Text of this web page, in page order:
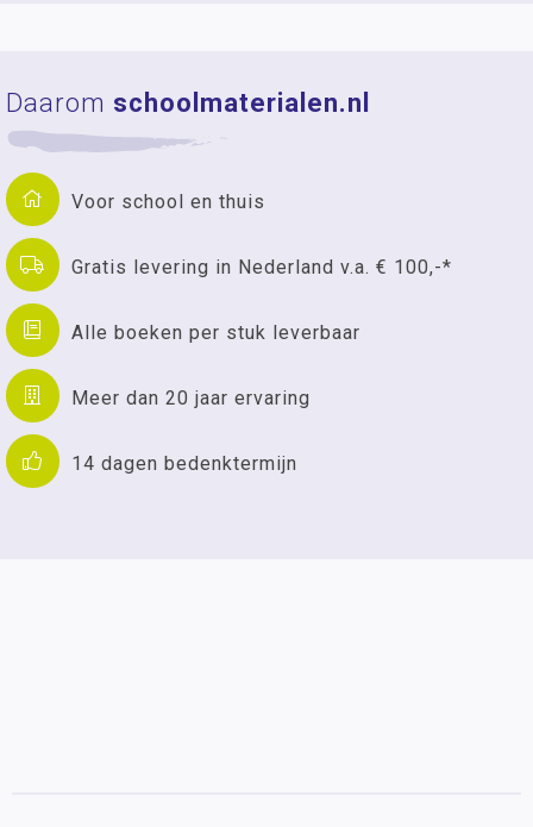
Daarom schoolmaterialen.nl
Voor school en thuis
Gratis levering in Nederland v.a. € 100,-*
Alle boeken per stuk leverbaar
Meer dan 20 jaar ervaring
14 dagen bedenktermijn